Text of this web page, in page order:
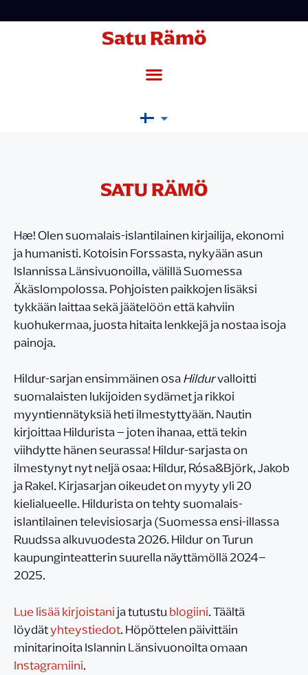
Satu Rämö
SATU RÄMÖ
Hæ! Olen suomalais-islantilainen kirjailija, ekonomi
ja humanisti. Kotoisin Forssasta, nykyään asun
Islannissa Länsivuonoilla, välillä Suomessa
Äkäslompolossa. Pohjoisten paikkojen lisäksi
tykkään laittaa sekä jäätelöön että kahviin
kuohukermaa, juosta hitaita lenkkejä ja nostaa isoja
painoja.
Hildur-sarjan ensimmäinen osaHildurvalloitti
suomalaisten lukijoiden sydämet ja rikkoi
myyntiennätyksiä heti ilmestyttyään. Nautin
kirjoittaa Hildurista – joten ihanaa, että tekin
viihdytte hänen seurassa! Hildur-sarjasta on
ilmestynyt nyt neljä osaa: Hildur, Rósa&Björk, Jakob
ja Rakel. Kirjasarjan oikeudet on myyty yli 20
kielialueelle. Hildurista on tehty suomalais-
islantilainen televisiosarja (Suomessa ensi-illassa
Ruudssa alkuvuodesta 2026. Hildur on Turun
kaupunginteatterin suurella näyttämöllä 2024–
2025.
Lue lisää kirjoistanija tutustublogiini. Täältä
löydätyhteystiedot. Höpöttelen päivittäin
minitarinoita Islannin Länsivuonoilta omaan
Instagramiini.